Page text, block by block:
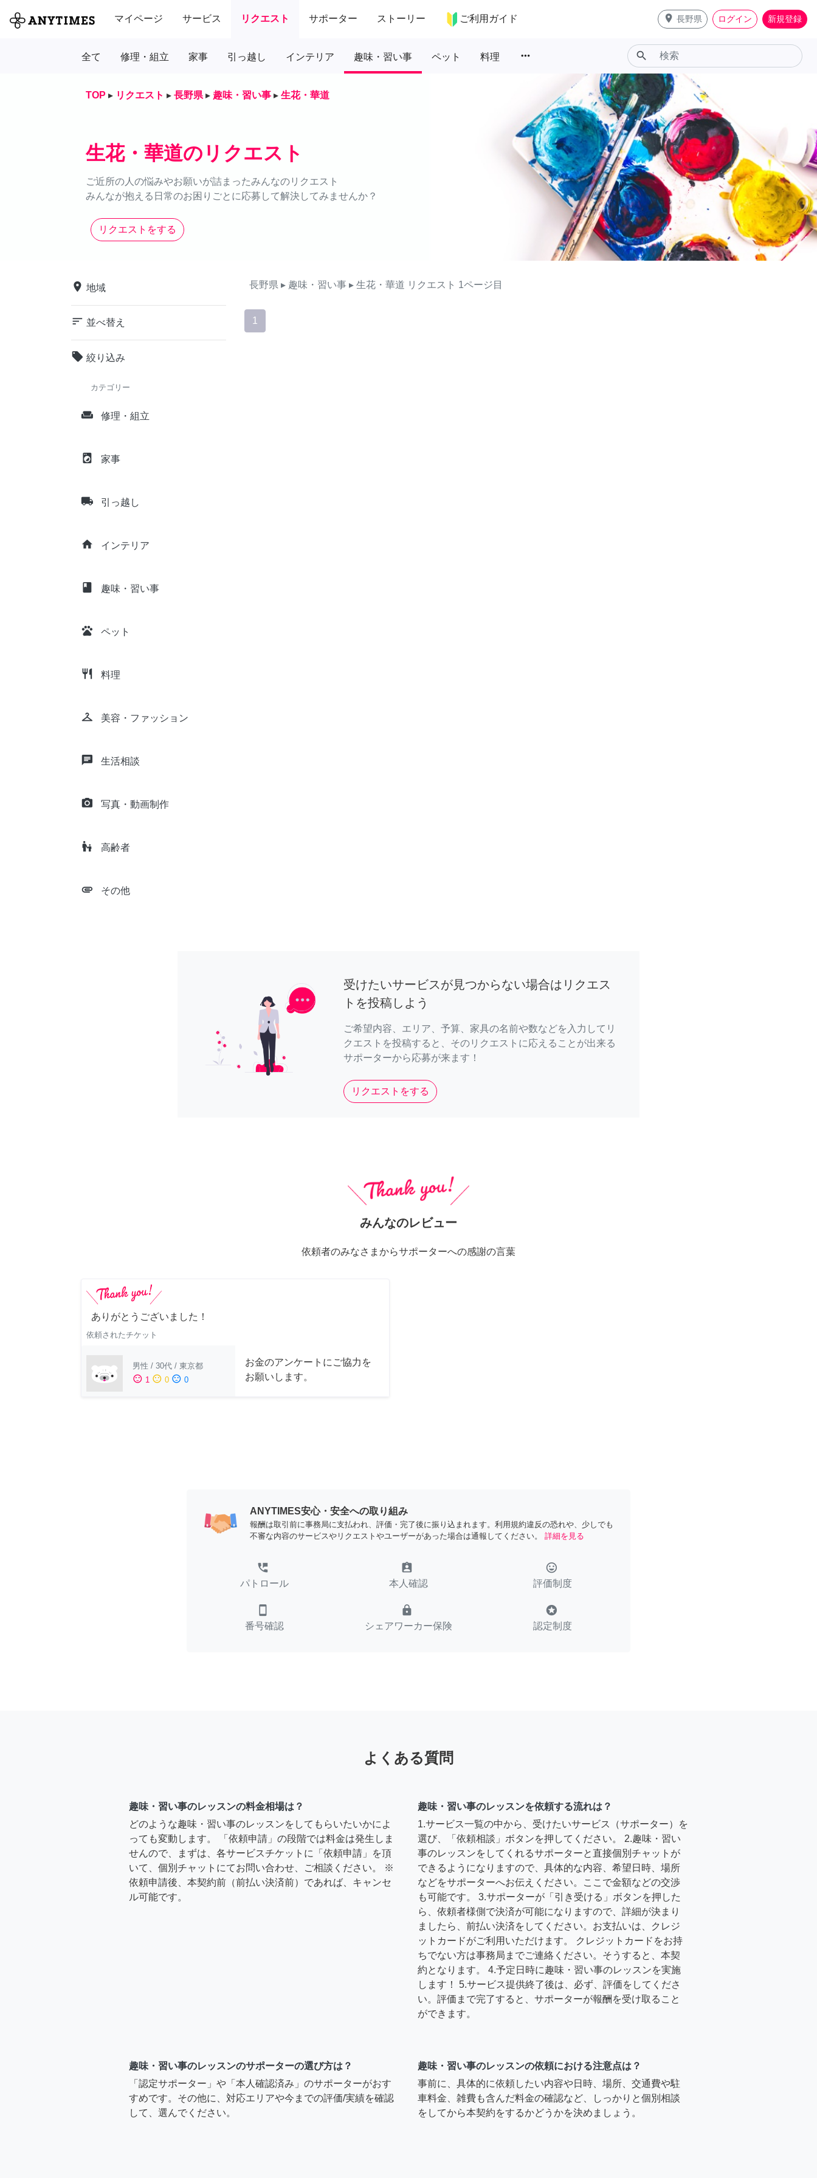
マイページ サービス リクエスト サポーター ストーリー ご利用ガイド place 長野県 ログイン 新規登録
全て 修理・組立 家事 引っ越し インテリア 趣味・習い事 ペット 料理 more_horiz search
TOP ▸ リクエスト ▸ 長野県 ▸ 趣味・習い事 ▸ 生花・華道
生花・華道のリクエスト
ご近所の人の悩みやお願いが詰まったみんなのリクエスト
みんなが抱える日常のお困りごとに応募して解決してみませんか？
リクエストをする
place 地域
sort 並べ替え
local_offer 絞り込み
カテゴリー
weekend 修理・組立
local_laundry_service 家事
local_shipping 引っ越し
home インテリア
class 趣味・習い事
pets ペット
restaurant 料理
checkroom 美容・ファッション
chat 生活相談
camera_alt 写真・動画制作
escalator_warning 高齢者
attachment その他
長野県 ▸ 趣味・習い事 ▸ 生花・華道 リクエスト 1ページ目
1
受けたいサービスが見つからない場合はリクエス
トを投稿しよう
ご希望内容、エリア、予算、家具の名前や数などを入力してリ
クエストを投稿すると、そのリクエストに応えることが出来る
サポーターから応募が来ます！
リクエストをする
みんなのレビュー
依頼者のみなさまからサポーターへの感謝の言葉
ありがとうございました！
依頼されたチケット
男性 / 30代 / 東京都
sentiment_satisfied 1 sentiment_neutral 0 sentiment_dissatisfied 0
お金のアンケートにご協力を
お願いします。
ANYTIMES安心・安全への取り組み
報酬は取引前に事務局に支払われ、評価・完了後に振り込まれます。利用規約違反の恐れや、少しでも
不審な内容のサービスやリクエストやユーザーがあった場合は通報してください。
詳細を見る
perm_phone_msg
パトロール
assignment_ind
本人確認
tag_faces
評価制度
smartphone
番号確認
lock
シェアワーカー保険
stars
認定制度
よくある質問
趣味・習い事のレッスンの料金相場は？
どのような趣味・習い事のレッスンをしてもらいたいかによ
っても変動します。 「依頼申請」の段階では料金は発生しま
せんので、まずは、各サービスチケットに「依頼申請」を頂
いて、個別チャットにてお問い合わせ、ご相談ください。 ※
依頼申請後、本契約前（前払い決済前）であれば、キャンセ
ル可能です。
趣味・習い事のレッスンを依頼する流れは？
1.サービス一覧の中から、受けたいサービス（サポーター）を
選び、「依頼相談」ボタンを押してください。 2.趣味・習い
事のレッスンをしてくれるサポーターと直接個別チャットが
できるようになりますので、具体的な内容、希望日時、場所
などをサポーターへお伝えください。ここで金額などの交渉
も可能です。 3.サポーターが「引き受ける」ボタンを押した
ら、依頼者様側で決済が可能になりますので、詳細が決まり
ましたら、前払い決済をしてください。お支払いは、クレジ
ットカードがご利用いただけます。 クレジットカードをお持
ちでない方は事務局までご連絡ください。そうすると、本契
約となります。 4.予定日時に趣味・習い事のレッスンを実施
します！ 5.サービス提供終了後は、必ず、評価をしてくださ
い。評価まで完了すると、サポーターが報酬を受け取ること
ができます。
趣味・習い事のレッスンのサポーターの選び方は？
「認定サポーター」や「本人確認済み」のサポーターがおす
すめです。その他に、対応エリアや今までの評価/実績を確認
して、選んでください。
趣味・習い事のレッスンの依頼における注意点は？
事前に、具体的に依頼したい内容や日時、場所、交通費や駐
車料金、雑費も含んだ料金の確認など、しっかりと個別相談
をしてから本契約をするかどうかを決めましょう。